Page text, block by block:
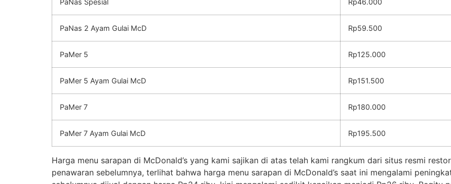
PaNas Spesial Rp46.000
PaNas 2 Ayam Gulai McD Rp59.500
PaMer 5 Rp125.000
PaMer 5 Ayam Gulai McD Rp151.500
PaMer 7 Rp180.000
PaMer 7 Ayam Gulai McD Rp195.500
Harga menu sarapan di McDonald’s yang kami sajikan di atas telah kami rangkum dari situs resmi
penawaran sebelumnya, terlihat bahwa harga menu sarapan di McDonald’s saat ini mengalami